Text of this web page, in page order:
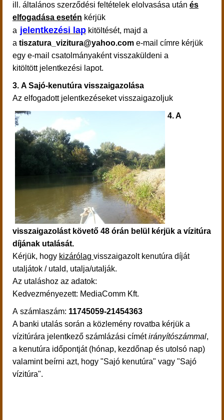
ill. általános szerződési feltételek elolvasása után és
elfogadása esetén kérjük
a jelentkezési lap kitöltését, majd a
a tiszatura_vizitura@yahoo.com e-mail címre kérjük
egy e-mail csatolmányaként visszaküldeni a
kitöltött jelentkezési lapot.
3. A Sajó-kenutúra visszaigazolása
Az elfogadott jelentkezéseket visszaigazoljuk
4. A
visszaigazolást követő 48 órán belül kérjük a vízitúra
díjának utalását.
Kérjük, hogy kizárólag visszaigazolt kenutúra díját
utaljátok / utald, utalja/utalják.
Az utaláshoz az adatok:
Kedvezményezett: MediaComm Kft.
A számlaszám: 11745059-21454363
A banki utalás során a közlemény rovatba kérjük a
vízitúrára jelentkező számlázási címétirányítószámmal,
a kenutúra időpontját (hónap, kezdőnap és utolsó nap)
valamint beírni azt, hogy "Sajó kenutúra" vagy "Sajó
vízitúra".